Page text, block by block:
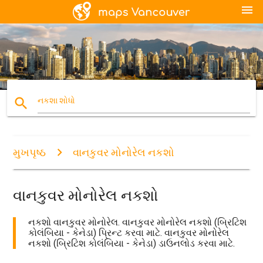
menu
search નકશા શોધો
મુખપૃષ્ઠ વાનકુવર મોનોરેલ નકશો
વાનકુવર મોનોરેલ નકશો
નકશો વાનકુવર મોનોરેલ. વાનકુવર મોનોરેલ નકશો (બ્રિટિશ
કોલંબિયા - કેનેડા) પ્રિન્ટ કરવા માટે. વાનકુવર મોનોરેલ
નકશો (બ્રિટિશ કોલંબિયા - કેનેડા) ડાઉનલોડ કરવા માટે.